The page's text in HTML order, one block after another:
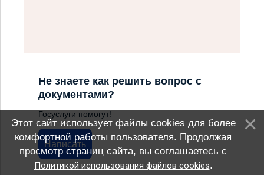
Не знаете как решить вопрос с
документами?
Госуслуги помогут!
Написать
Этот сайт использует файлы cookies для более
комфортной работы пользователя. Продолжая
просмотр страниц сайта, вы соглашаетесь с
Политикой использования файлов cookies.